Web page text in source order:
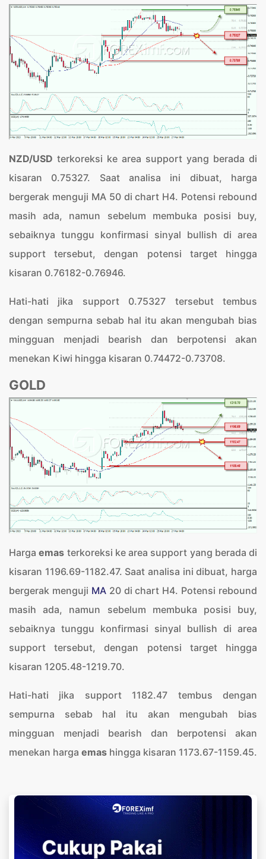
NZD/USD terkoreksi ke area support yang berada di
kisaran 0.75327. Saat analisa ini dibuat, harga
bergerak menguji MA 50 di chart H4. Potensi rebound
masih ada, namun sebelum membuka posisi buy,
sebaiknya tunggu konfirmasi sinyal bullish di area
support tersebut, dengan potensi target hingga
kisaran 0.76182-0.76946.
Hati-hati jika support 0.75327 tersebut tembus
dengan sempurna sebab hal itu akan mengubah bias
mingguan menjadi bearish dan berpotensi akan
menekan Kiwi hingga kisaran 0.74472-0.73708.
GOLD
Hargaemas terkoreksi ke area support yang berada di
kisaran 1196.69-1182.47. Saat analisa ini dibuat, harga
bergerak menguji MA20 di chart H4. Potensi rebound
masih ada, namun sebelum membuka posisi buy,
sebaiknya tunggu konfirmasi sinyal bullish di area
support tersebut, dengan potensi target hingga
kisaran 1205.48-1219.70.
Hati-hati jika support 1182.47 tembus dengan
sempurna sebab hal itu akan mengubah bias
mingguan menjadi bearish dan berpotensi akan
menekan harga emas hingga kisaran 1173.67-1159.45.